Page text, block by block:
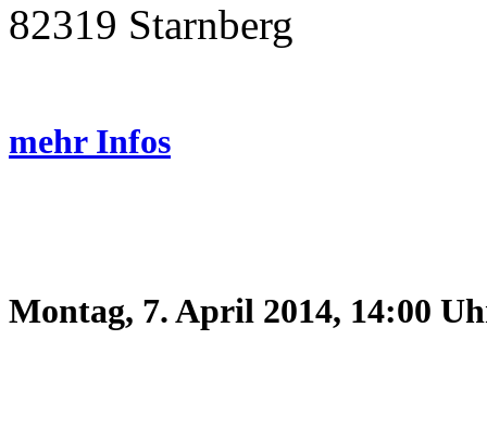
82319 Starnberg
mehr Infos
Montag, 7. April 2014, 14:00